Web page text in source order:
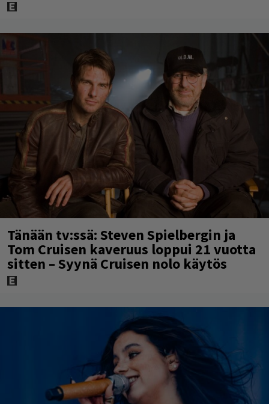
Tänään tv:ssä: Steven Spielbergin ja
Tom Cruisen kaveruus loppui 21 vuotta
sitten – Syynä Cruisen nolo käytös